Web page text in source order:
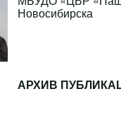
Новосибирска
АРХИВ